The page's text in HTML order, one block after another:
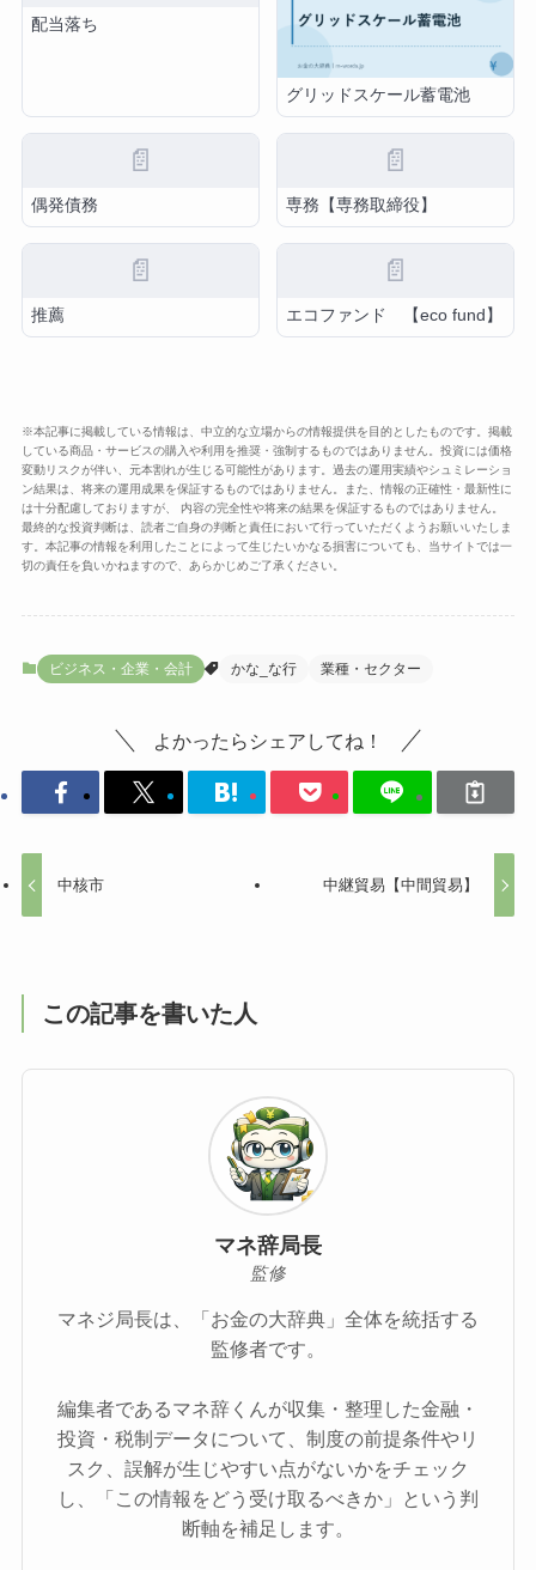
配当落ち
グリッドスケール蓄電池
📄
偶発債務
📄
専務【専務取締役】
📄
推薦
📄
エコファンド 【eco fund】
※本記事に掲載している情報は、中立的な立場からの情報提供を目的としたものです。掲載
している商品・サービスの購入や利用を推奨・強制するものではありません。投資には価格
変動リスクが伴い、元本割れが生じる可能性があります。過去の運用実績やシュミレーショ
ン結果は、将来の運用成果を保証するものではありません。また、情報の正確性・最新性に
は十分配慮しておりますが、 内容の完全性や将来の結果を保証するものではありません。
最終的な投資判断は、読者ご自身の判断と責任において行っていただくようお願いいたしま
す。本記事の情報を利用したことによって生じたいかなる損害についても、当サイトでは一
切の責任を負いかねますので、あらかじめご了承ください。
ビジネス・企業・会計 かな_な行 業種・セクター
よかったらシェアしてね！
中核市 中継貿易【中間貿易】
この記事を書いた人
マネ辞局長
監修
マネジ局長は、「お金の大辞典」全体を統括する
監修者です。
編集者であるマネ辞くんが収集・整理した金融・
投資・税制データについて、制度の前提条件やリ
スク、誤解が生じやすい点がないかをチェック
し、「この情報をどう受け取るべきか」という判
断軸を補足します。